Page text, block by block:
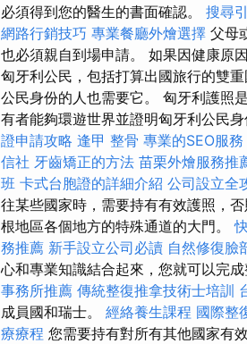
必須得到您的醫生的書面確認。 搜尋
網路行銷技巧 專業餐廳外燴選擇 父母
也必須親自到場申請。 如果因健康原
匈牙利公民，包括打算出國旅行的雙
公民身份的人也需要它。 匈牙利護照
有者能夠環遊世界並證明匈牙利公民
證申請攻略 逢甲 整骨 專業的SEO服務
信社 牙齒矯正的方法 苗栗外燴服務推
班 卡式台胞證的詳細介紹 公司設立全
往某些國家時，需要持有有效護照，
根地區各個地方的特殊通道的大門。
務推薦 新手設立公司必讀 自然修復臉
心和專業知識結合起來，您就可以完成
事務所推薦 傳統整復推拿技術士培訓
成員國和瑞士。 經絡養生課程 國際整
療療程 您需要持有對所有其他國家有